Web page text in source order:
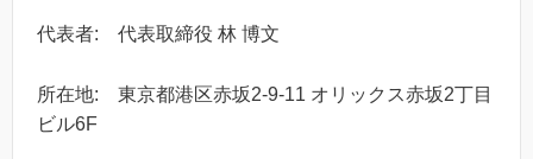
代表者:​ 代表取締役 林 博文
所在地​: 東京都港区赤坂2-9-11 オリックス赤坂2丁目
ビル6F